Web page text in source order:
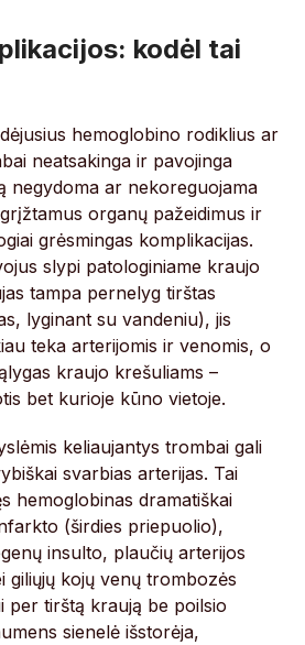
kodėl tai
hemoglobino rodiklius ar
neatsakinga ir pavojinga
negydoma ar nekoreguojama
organų pažeidimus ir
grėsmingas komplikacijas.
slypi patologiniame kraujo
tampa pernelyg tirštas
lyginant su vandeniu), jis
teka arterijomis ir venomis, o
kraujo krešuliams –
bet kurioje kūno vietoje.
keliaujantys trombai gali
svarbias arterijas. Tai
hemoglobinas dramatiškai
(širdies priepuolio),
insulto, plaučių arterijos
giliųjų kojų venų trombozės
per tirštą kraują be poilsio
sienelė išstorėja,